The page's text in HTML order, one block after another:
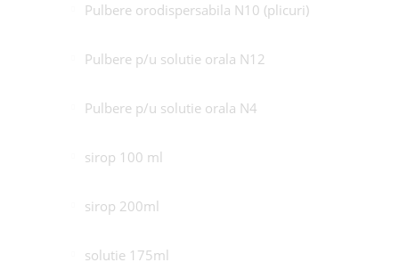
Pulbere orodispersabila N10 (plicuri)
Pulbere p/u solutie orala N12
Pulbere p/u solutie orala N4
sirop 100 ml
sirop 200ml
solutie 175ml